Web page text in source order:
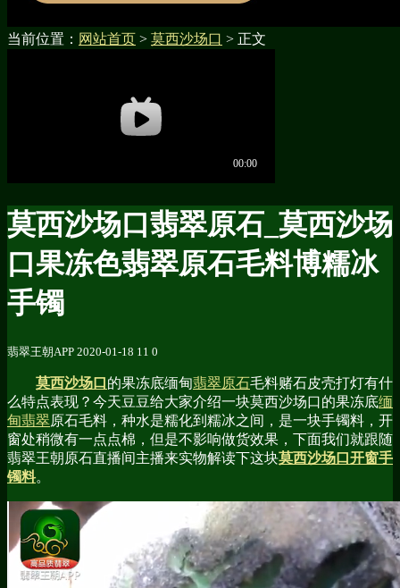
当前位置： 网站首页 > 莫西沙场口 > 正文
莫西沙场口翡翠原石_莫西沙场
口果冻色翡翠原石毛料博糯冰
手镯
翡翠王朝APP 2020-01-18 11 0
莫西沙场口 的果冻底缅甸翡翠原石毛料赌石皮壳打灯有什
么特点表现？今天豆豆给大家介绍一块莫西沙场口的果冻底缅
甸翡翠原石毛料，种水是糯化到糯冰之间，是一块手镯料，开
窗处稍微有一点点棉，但是不影响做货效果，下面我们就跟随
翡翠王朝原石直播间主播来实物解读下这块莫西沙场口开窗手
镯料。